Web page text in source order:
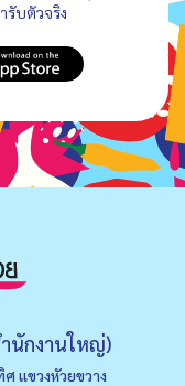
รับตัวจริง
นักงานใหญ่)
แขวงหัวยขวาง